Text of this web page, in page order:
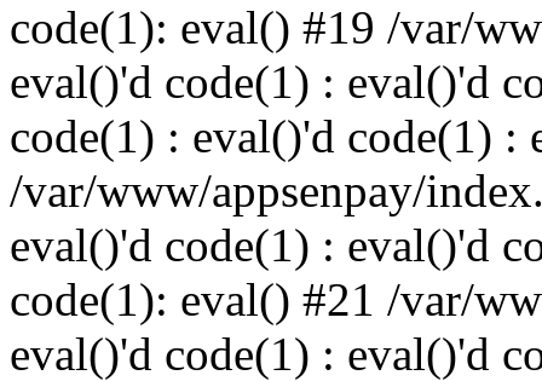
code(1): eval() #19 /var/
eval()'d code(1) : eval()'d
code(1) : eval()'d code(1) :
/var/www/appsenpay/
eval()'d code(1) : eval()'d
code(1): eval() #21 /var/
eval()'d code(1) : eval()'d